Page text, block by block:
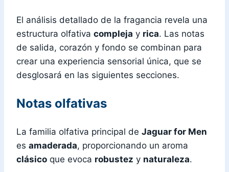
El análisis detallado de la fragancia revela una
estructura olfativa compleja y rica. Las notas
de salida, corazón y fondo se combinan para
crear una experiencia sensorial única, que se
desglosará en las siguientes secciones.
Notas olfativas
La familia olfativa principal de Jaguar for Men
es amaderada, proporcionando un aroma
clásico que evoca robustez y naturaleza.